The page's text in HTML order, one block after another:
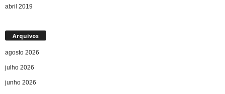
abril 2019
Arquivos
agosto 2026
julho 2026
junho 2026